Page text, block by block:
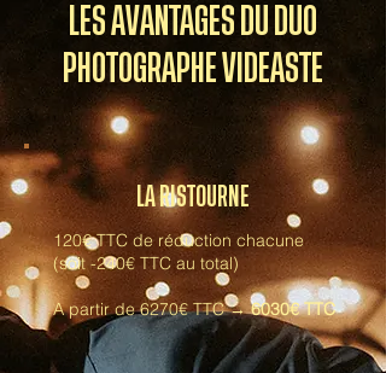
LES AVANTAGES DU DUO
PHOTOGRAPHE VIDEASTE
LA RISTOURNE
120€ TTC de réduction chacune
(soit -240€ TTC au total)
A partir de 6270€ TTC →6030€ TTC